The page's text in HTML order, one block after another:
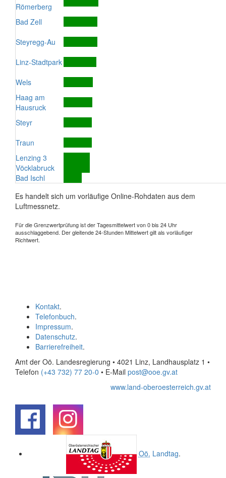
Römerberg
Bad Zell
Steyregg-Au
Linz-Stadtpark
Wels
Haag am
Hausruck
Steyr
Traun
Lenzing 3
Vöcklabruck
Bad Ischl
Es handelt sich um vorläufige Online-Rohdaten aus dem
Luftmessnetz.
Für die Grenzwertprüfung ist der Tagesmittelwert von 0 bis 24 Uhr
ausschlaggebend. Der gleitende 24-Stunden Mittelwert gilt als vorläufiger
Richtwert.
Kontakt.
Telefonbuch.
Impressum.
Datenschutz.
Barrierefreiheit.
Amt der Oö. Landesregierung • 4021 Linz, Landhausplatz 1 •
Telefon (+43 732) 77 20-0 • E-Mail post@ooe.gv.at
www.land-oberoesterreich.gv.at
Oö. Landtag.